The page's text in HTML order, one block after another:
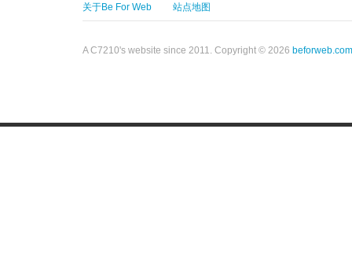
关于Be For Web 站点地图
A C7210's website since 2011. Copyright © 2026 beforweb.com